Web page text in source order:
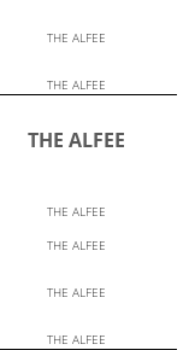
THE ALFEE
THE ALFEE
THE ALFEE
THE ALFEE
THE ALFEE
THE ALFEE
THE ALFEE